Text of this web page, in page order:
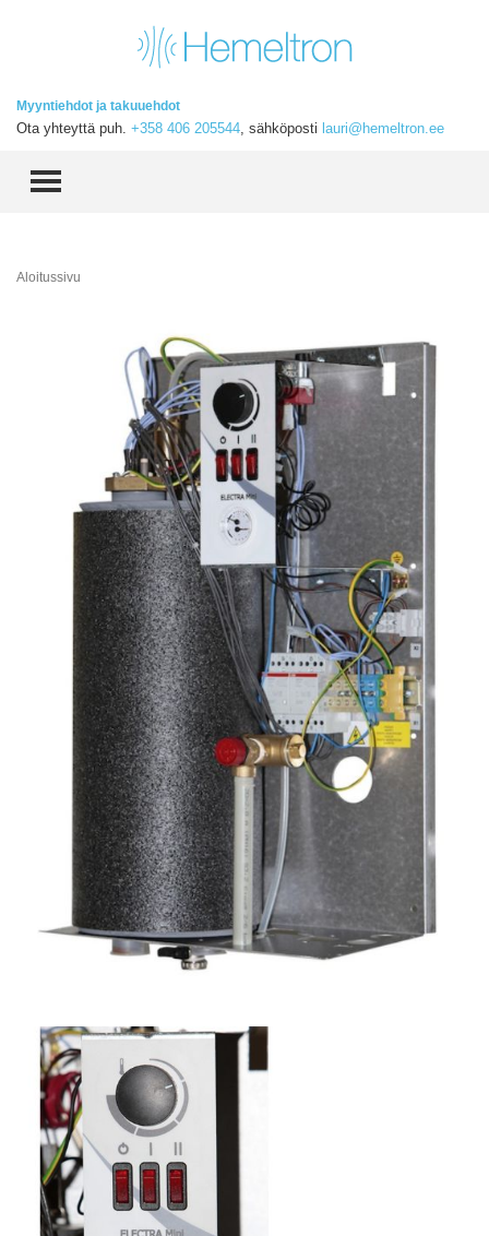
Myyntiehdot ja takuuehdot
Ota yhteyttä puh. +358 406 205544, sähköposti lauri@hemeltron.ee
TOGGLE MENU
Aloitussivu